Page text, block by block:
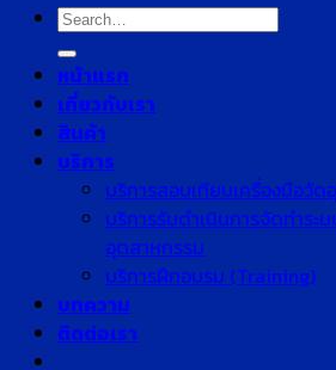
Search
for:
หน้าแรก
เกี่ยวกับเรา
สินค้า
บริการ
บริการสอบเทียบเครื่องมือวัด
บริการรับดำเนินการจัดทำระ
อุตสาหกรรม
บริการฝึกอบรม (Training)
บทความ
ติดต่อเรา